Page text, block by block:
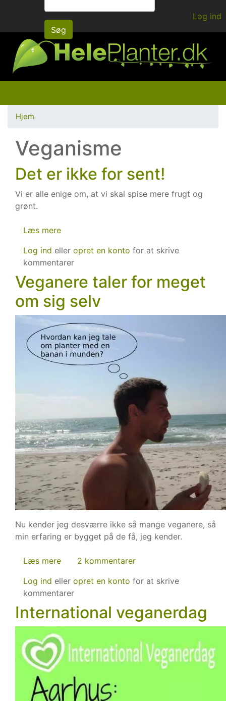
hovedindhold
Søg
Log ind
Hjem
Veganisme
Det er ikke for sent!
Vi er alle enige om, at vi skal spise mere frugt og
grønt.
Læs mere
er
ikke
for
sent!
Log ind eller opret en konto for at skrive
kommentarer
Veganere taler for meget
om sig selv
Nu kender jeg desværre ikke så mange veganere, så
min erfaring er bygget på de få, jeg kender.
Læs mere
taler
for
meget
om
selv
2 kommentarer
Log ind eller opret en konto for at skrive
kommentarer
International veganerdag